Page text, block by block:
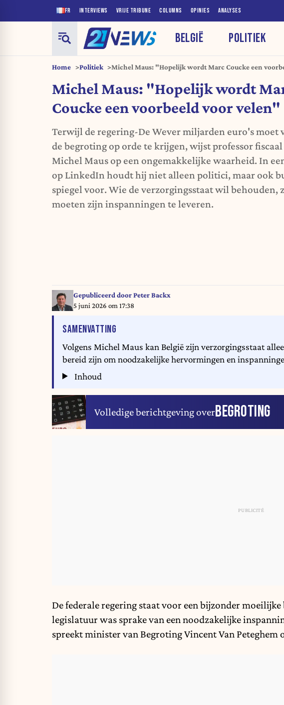
FR INTERVIEWS VRIJE TRIBUNE COLUMNS OPINIES ANALYSES
BELGIË POLITIEK
Home Politiek
Michel Maus: "Hopelijk wordt Marc Coucke een
Michel Maus: "Hopelijk wordt
Coucke een voorbeeld voor velen"
Terwijl de regering-De Wever miljarden euro's moet
de begroting op orde te krijgen, wijst professor
Michel Maus op een ongemakkelijke waarheid. In
op LinkedIn houdt hij niet alleen politici, maar ook
spiegel voor. Wie de verzorgingsstaat wil behouden,
moeten zijn inspanningen te leveren.
Gepubliceerd doorPeter Backx
5 juni 2026 om 17:38
SAMENVATTING
Volgens Michel Maus kan België zijn verzorgingsstaat
bereid zijn om noodzakelijke hervormingen en
Inhoud
Volledige berichtgeving overBEGROTING
De federale regering staat voor een bijzonder
legislatuur was sprake van een noodzakelijke
spreekt minister van Begroting Vincent Van Peteghem